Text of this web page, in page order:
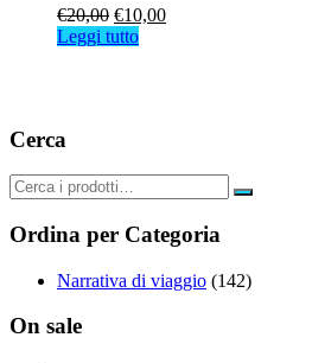
€20,00 Il
prezzo
€10,00Il
Leggi tutto
Cerca
Ordina per Categoria
Narrativa di viaggio (142)
On sale